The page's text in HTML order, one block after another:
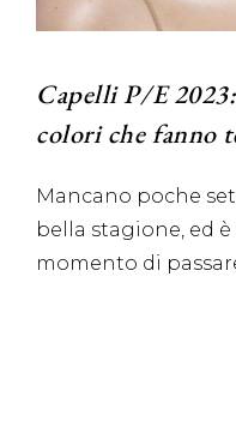
Capelli P/E
colori che fanno
Mancano poche
bella stagione, ed
momento di